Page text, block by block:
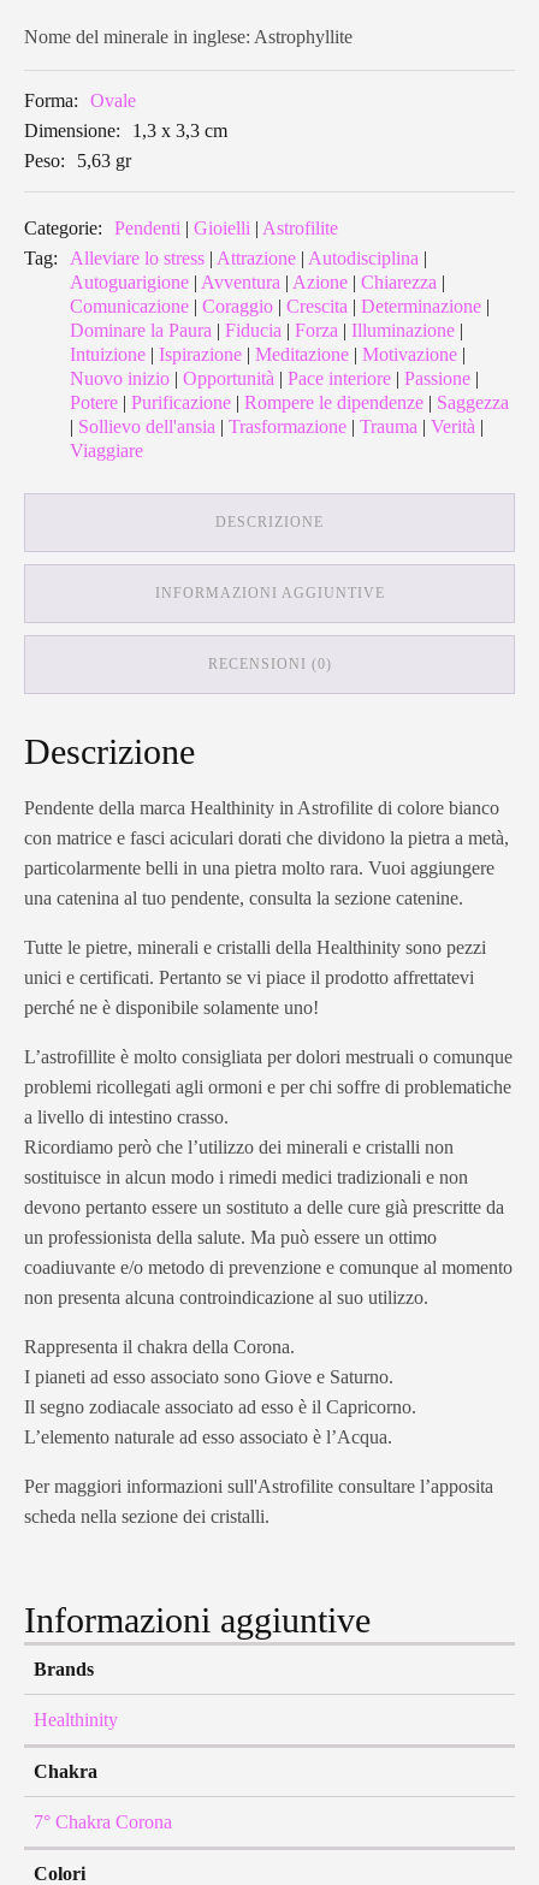
Nome del minerale in inglese: Astrophyllite
Forma:
Ovale
Dimensione:
1,3 x 3,3 cm
Peso:
5,63 gr
Categorie: Pendenti Gioielli Astrofilite
Tag:
Alleviare lo stress Attrazione Autodisciplina
Autoguarigione Avventura Azione Chiarezza
Comunicazione
Coraggio Crescita Determinazione
Dominare la Paura
Fiducia Forza Illuminazione
Intuizione
Ispirazione Meditazione Motivazione
Nuovo inizio
Opportunità Pace interiore Passione
Potere
Purificazione Rompere le dipendenze
Saggezza
Sollievo dell'ansia Trasformazione Trauma Verità
Viaggiare
DESCRIZIONE
INFORMAZIONI AGGIUNTIVE
RECENSIONI (0)
Descrizione
Pendente della marca Healthinity in Astrofilite di colore bianco
con matrice e fasci aciculari dorati che dividono la pietra a metà,
particolarmente belli in una pietra molto rara. Vuoi aggiungere
una catenina al tuo pendente, consulta la sezione catenine.
Tutte le pietre, minerali e cristalli della Healthinity sono pezzi
unici e certificati. Pertanto se vi piace il prodotto affrettatevi
perché ne è disponibile solamente uno!
L’astrofillite è molto consigliata per dolori mestruali o comunque
problemi ricollegati agli ormoni e per chi soffre di problematiche
a livello di intestino crasso.
Ricordiamo però che l’utilizzo dei minerali e cristalli non
sostituisce in alcun modo i rimedi medici tradizionali e non
devono pertanto essere un sostituto a delle cure già prescritte da
un professionista della salute. Ma può essere un ottimo
coadiuvante e/o metodo di prevenzione e comunque al momento
non presenta alcuna controindicazione al suo utilizzo.
Rappresenta il chakra della Corona.
I pianeti ad esso associato sono Giove e Saturno.
Il segno zodiacale associato ad esso è il Capricorno.
L’elemento naturale ad esso associato è l’Acqua.
Per maggiori informazioni sull'Astrofilite consultare l’apposita
scheda nella sezione dei cristalli.
Informazioni aggiuntive
Brands
Healthinity
Chakra
7° Chakra Corona
Colori